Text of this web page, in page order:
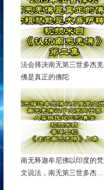
法会择决南无第三世多杰羌
佛是真正的佛陀
南无释迦牟尼佛以印度的梵
文说法，南无第三世多杰羌